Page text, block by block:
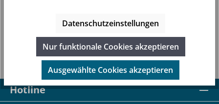
Preise inkl. MwSt. zzgl. Versandkosten
Hotline
Datenschutzeinstellungen
Nur funktionale Cookies akzeptieren
Ausgewählte Cookies akzeptieren